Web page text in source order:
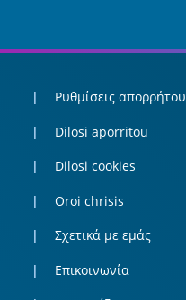
Ρυθμίσεις απορρήτου
Dilosi aporritou
Dilosi cookies
Oroi chrisis
Σχετικά με εμάς
Επικοινωνία